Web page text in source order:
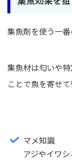
集魚剤を使う一
集魚材は匂いや
ことで魚を寄せ
マメ知識
アジやイワ